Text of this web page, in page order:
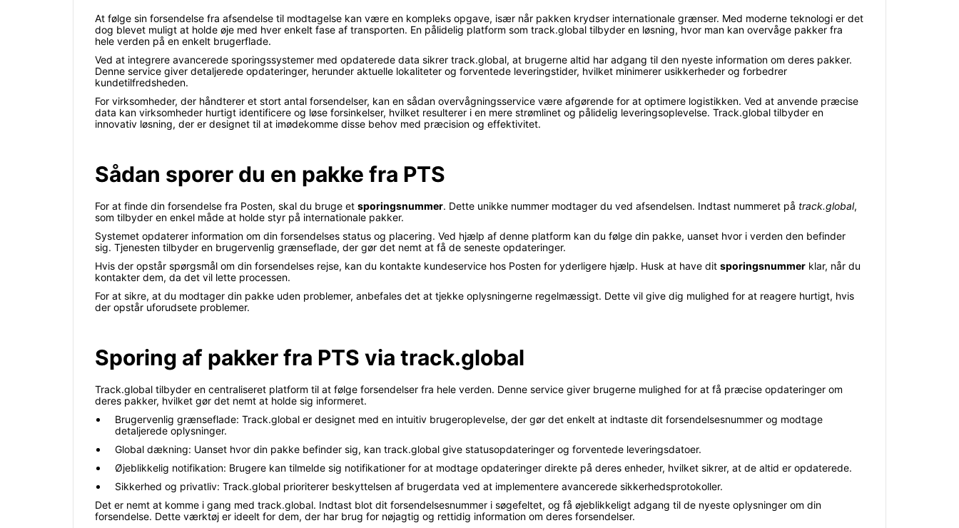
At følge sin forsendelse fra afsendelse til modtagelse kan være en kompleks opgave, især når pakken krydser internationale grænser. Med moderne teknologi er det
dog blevet muligt at holde øje med hver enkelt fase af transporten. En pålidelig platform som track.global tilbyder en løsning, hvor man kan overvåge pakker fra
hele verden på en enkelt brugerflade.
Ved at integrere avancerede sporingssystemer med opdaterede data sikrer track.global, at brugerne altid har adgang til den nyeste information om deres pakker.
Denne service giver detaljerede opdateringer, herunder aktuelle lokaliteter og forventede leveringstider, hvilket minimerer usikkerheder og forbedrer
kundetilfredsheden.
For virksomheder, der håndterer et stort antal forsendelser, kan en sådan overvågningsservice være afgørende for at optimere logistikken. Ved at anvende præcise
data kan virksomheder hurtigt identificere og løse forsinkelser, hvilket resulterer i en mere strømlinet og pålidelig leveringsoplevelse. Track.global tilbyder en
innovativ løsning, der er designet til at imødekomme disse behov med præcision og effektivitet.
Sådan sporer du en pakke fra PTS
For at finde din forsendelse fra Posten, skal du bruge et sporingsnummer. Dette unikke nummer modtager du ved afsendelsen. Indtast nummeret på track.global,
som tilbyder en enkel måde at holde styr på internationale pakker.
Systemet opdaterer information om din forsendelses status og placering. Ved hjælp af denne platform kan du følge din pakke, uanset hvor i verden den befinder
sig. Tjenesten tilbyder en brugervenlig grænseflade, der gør det nemt at få de seneste opdateringer.
Hvis der opstår spørgsmål om din forsendelses rejse, kan du kontakte kundeservice hos Posten for yderligere hjælp. Husk at have dit sporingsnummer klar, når du
kontakter dem, da det vil lette processen.
For at sikre, at du modtager din pakke uden problemer, anbefales det at tjekke oplysningerne regelmæssigt. Dette vil give dig mulighed for at reagere hurtigt, hvis
der opstår uforudsete problemer.
Sporing af pakker fra PTS via track.global
Track.global tilbyder en centraliseret platform til at følge forsendelser fra hele verden. Denne service giver brugerne mulighed for at få præcise opdateringer om
deres pakker, hvilket gør det nemt at holde sig informeret.
Brugervenlig grænseflade: Track.global er designet med en intuitiv brugeroplevelse, der gør det enkelt at indtaste dit forsendelsesnummer og modtage
detaljerede oplysninger.
Global dækning: Uanset hvor din pakke befinder sig, kan track.global give statusopdateringer og forventede leveringsdatoer.
Øjeblikkelig notifikation: Brugere kan tilmelde sig notifikationer for at modtage opdateringer direkte på deres enheder, hvilket sikrer, at de altid er opdaterede.
Sikkerhed og privatliv: Track.global prioriterer beskyttelsen af brugerdata ved at implementere avancerede sikkerhedsprotokoller.
Det er nemt at komme i gang med track.global. Indtast blot dit forsendelsesnummer i søgefeltet, og få øjeblikkeligt adgang til de nyeste oplysninger om din
forsendelse. Dette værktøj er ideelt for dem, der har brug for nøjagtig og rettidig information om deres forsendelser.